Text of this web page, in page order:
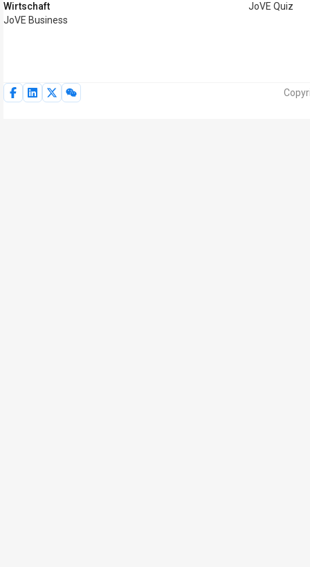
Wirtschaft
JoVE Business
JoVE Quiz